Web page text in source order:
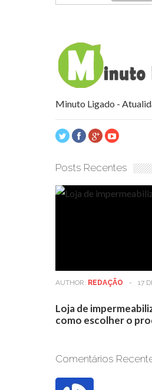
Minuto Ligado -
Posts Recentes
AUTHOR: REDAÇÃO - 17
Loja de
como escolher o
Comentários